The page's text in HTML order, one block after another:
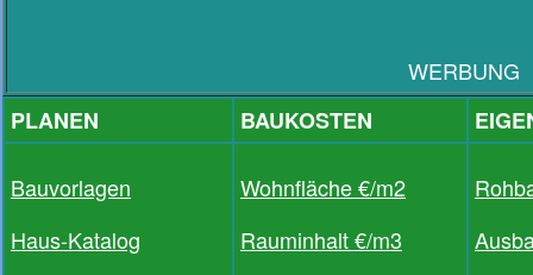
WERBUNG
PLANEN
BAUKOSTEN
Bauvorlagen
Haus-Katalog
Wohnfläche €/m2
Rauminhalt €/m3